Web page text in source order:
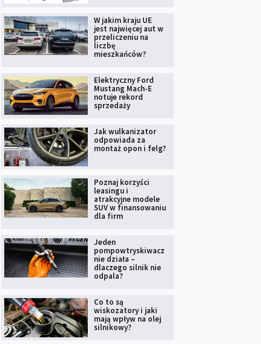
W jakim kraju UE
jest najwięcej aut w
przeliczeniu na
liczbę
mieszkańców?
Elektryczny Ford
Mustang Mach-E
notuje rekord
sprzedaży
Jak wulkanizator
odpowiada za
montaż opon i felg?
Poznaj korzyści
leasingu i
atrakcyjne modele
SUV w finansowaniu
dla firm
Jeden
pompowtryskiwacz
nie działa –
dlaczego silnik nie
odpala?
Co to są
wiskozatory i jaki
mają wpływ na olej
silnikowy?